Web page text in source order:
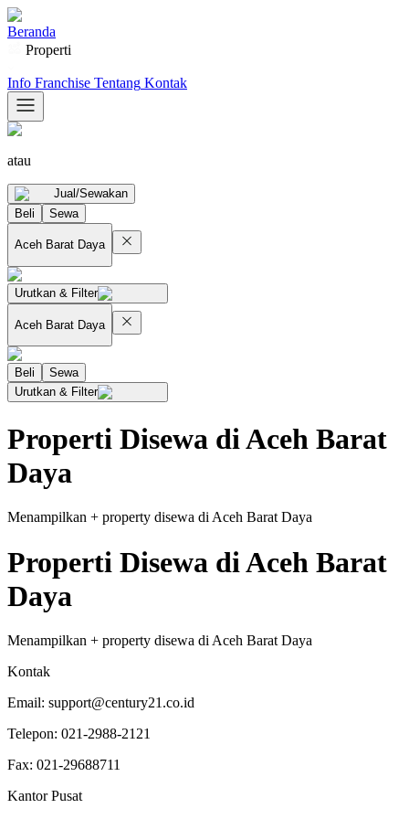
Beranda
Properti
Info Franchise Tentang Kontak
atau
Jual/Sewakan
Beli
Sewa
Aceh Barat Daya
Urutkan & Filter
Aceh Barat Daya
Beli
Sewa
Urutkan & Filter
Properti Disewa diAceh Barat
Daya
Menampilkan + property disewa di Aceh Barat Daya
Properti Disewa diAceh Barat
Daya
Menampilkan + property disewa di Aceh Barat Daya
Kontak
Email: support@century21.co.id
Telepon: 021-2988-2121
Fax: 021-29688711
Kantor Pusat